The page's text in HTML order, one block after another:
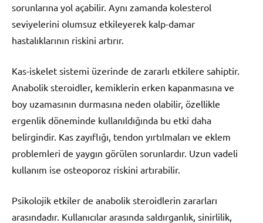
sorunlarına yol açabilir. Aynı zamanda kolesterol
seviyelerini olumsuz etkileyerek kalp-damar
hastalıklarının riskini artırır.
Kas-iskelet sistemi üzerinde de zararlı etkilere sahiptir.
Anabolik steroidler, kemiklerin erken kapanmasına ve
boy uzamasının durmasına neden olabilir, özellikle
ergenlik döneminde kullanıldığında bu etki daha
belirgindir. Kas zayıflığı, tendon yırtılmaları ve eklem
problemleri de yaygın görülen sorunlardır. Uzun vadeli
kullanım ise osteoporoz riskini artırabilir.
Psikolojik etkiler de anabolik steroidlerin zararları
arasındadır. Kullanıcılar arasında saldırganlık, sinirlilik,